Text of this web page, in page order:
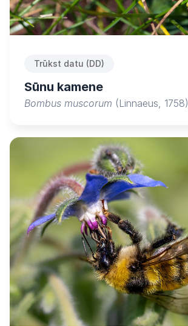
Trūkst datu (DD)
Sūnu kamene
Bombus muscorum (Linnaeus, 1758)